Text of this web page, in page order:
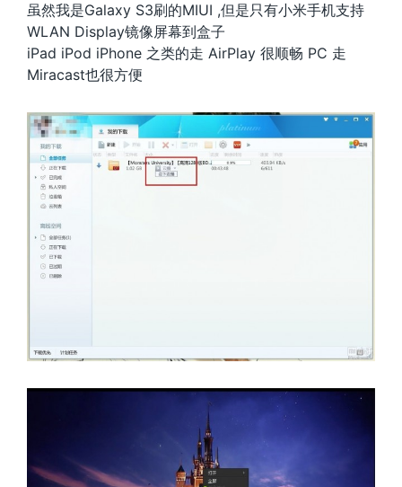
虽然我是Galaxy S3刷的MIUI ,但是只有小米手机支持
WLAN Display镜像屏幕到盒子
iPad iPod iPhone 之类的走 AirPlay 很顺畅 PC 走
Miracast也很方便